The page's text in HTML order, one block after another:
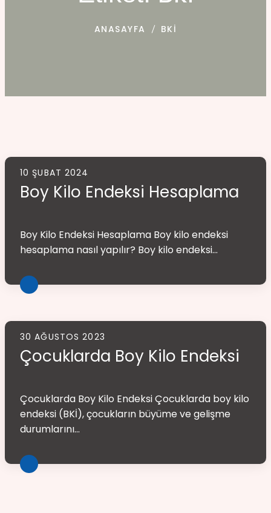
ANASAYFA BKI
10 ŞUBAT 2024
Boy Kilo Endeksi Hesaplama
Boy Kilo Endeksi Hesaplama Boy kilo endeksi
hesaplama nasıl yapılır? Boy kilo endeksi...
30 AĞUSTOS 2023
Çocuklarda Boy Kilo Endeksi
Çocuklarda Boy Kilo Endeksi Çocuklarda boy kilo
endeksi (BKİ), çocukların büyüme ve gelişme
durumlarını...